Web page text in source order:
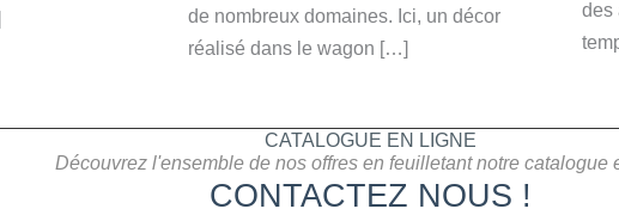
de nombreux domaines. Ici, un décor
réalisé dans le wagon […]
des
CATALOGUE EN LIGNE
Découvrez l'ensemble de nos offres en feuilletant notre catalogue
CONTACTEZ NOUS !